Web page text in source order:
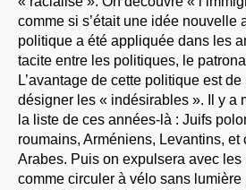
comme si s’était une idée nouvelle
politique a été appliquée dans les
tacite entre les politiques, le
L’avantage de cette politique est
désigner les « indésirables ». Il y a
la liste de ces années-là : Juifs
roumains, Arméniens, Levantins, et
Arabes. Puis on expulsera avec les
comme circuler à vélo sans